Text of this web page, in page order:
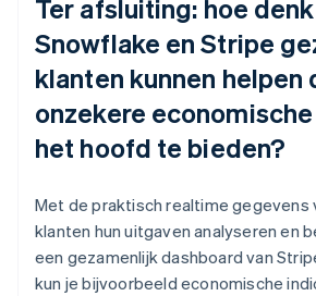
Ter afsluiting: hoe
Snowflake en Stripe
klanten kunnen helpen
onzekere
het hoofd te bieden?
Met de praktisch realtime gegevens
klanten hun uitgaven analyseren en
een gezamenlijk dashboard van
kun je bijvoorbeeld economische